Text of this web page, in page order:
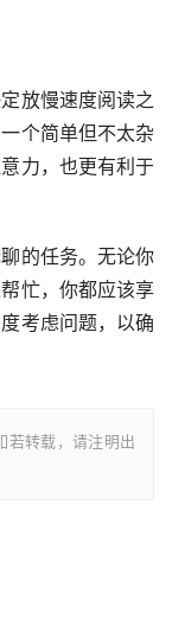
放慢速度阅读之
个简单但不太杂
力，也更有利于
的任务。无论你
忙，你都应该享
考虑问题，以确
若转载，请注明出